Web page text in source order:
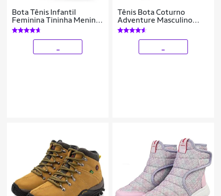
Bota Tênis Infantil
Feminina Tininha Menina
Bordado Coração
Tênis Bota Coturno
Adventure Masculino
Infantil